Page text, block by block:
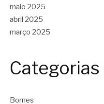
maio 2025
abril 2025
março 2025
Categorias
Bornes